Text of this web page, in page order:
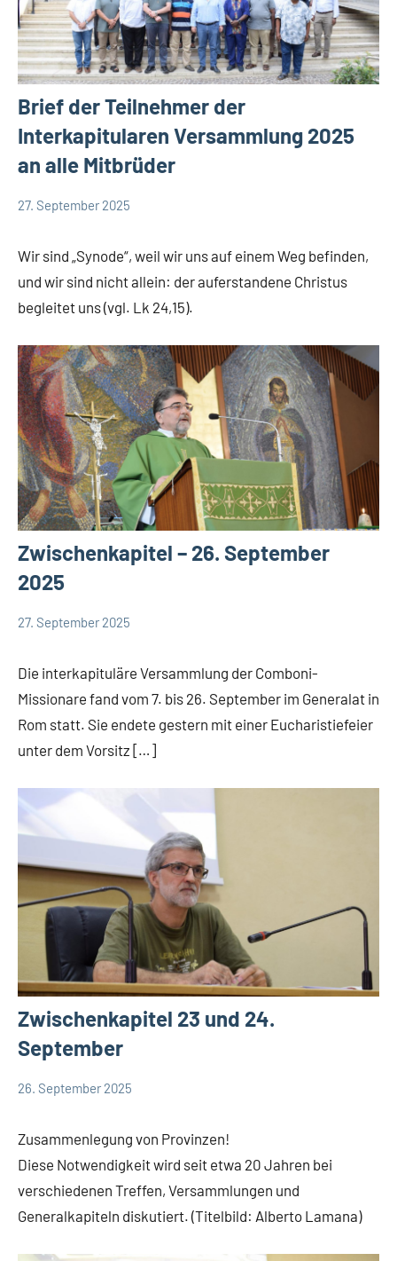
Brief der Teilnehmer der
Interkapitularen Versammlung 2025
an alle Mitbrüder
App-
intern
App-
news
App-
Weisheit
27. September 2025
Hubert
Wir sind „Synode“, weil wir uns auf einem Weg befinden,
und wir sind nicht allein: der auferstandene Christus
begleitet uns (vgl. Lk 24,15).
Zwischenkapitel – 26. September
2025
App-
intern
App-
Weisheit
27. September 2025
Hubert
Die interkapituläre Versammlung der Comboni-
Missionare fand vom 7. bis 26. September im Generalat in
Rom statt. Sie endete gestern mit einer Eucharistiefeier
unter dem Vorsitz […]
Zwischenkapitel 23 und 24.
September
intern
App-
Weisheit
26. September 2025
Hubert
Zusammenlegung von Provinzen!
Diese Notwendigkeit wird seit etwa 20 Jahren bei
verschiedenen Treffen, Versammlungen und
Generalkapiteln diskutiert. (Titelbild: Alberto Lamana)